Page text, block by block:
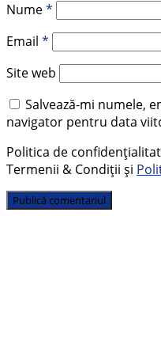
Nume*
Email *
Site web
Salvează-mi numele,
navigator pentru data
Politica de
Termenii & Condiții și